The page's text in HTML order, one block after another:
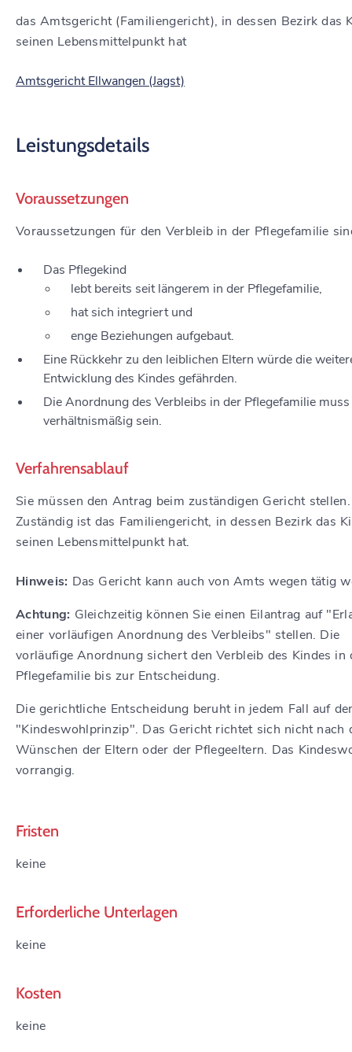
das Amtsgericht (Familiengericht), in dessen Bezirk das
seinen Lebensmittelpunkt hat
Amtsgericht Ellwangen (Jagst)
Leistungsdetails
Voraussetzungen
Voraussetzungen für den Verbleib in der Pflegefamilie
Das Pflegekind
lebt bereits seit längerem in der Pflegefamilie,
hat sich integriert und
enge Beziehungen aufgebaut.
Eine Rückkehr zu den leiblichen Eltern würde die
Entwicklung des Kindes gefährden.
Die Anordnung des Verbleibs in der Pflegefamilie muss
verhältnismäßig sein.
Verfahrensablauf
Sie müssen den Antrag beim zuständigen Gericht stellen.
Zuständig ist das Familiengericht, in dessen Bezirk das
seinen Lebensmittelpunkt hat.
Hinweis: Das Gericht kann auch von Amts wegen tätig
Achtung: Gleichzeitig können Sie einen Eilantrag auf
einer vorläufigen Anordnung des Verbleibs" stellen. Die
vorläufige Anordnung sichert den Verbleib des Kindes in
Pflegefamilie bis zur Entscheidung.
Die gerichtliche Entscheidung beruht in jedem Fall auf
"Kindeswohlprinzip". Das Gericht richtet sich nicht nach
Wünschen der Eltern oder der Pflegeeltern. Das
vorrangig.
Fristen
keine
Erforderliche Unterlagen
keine
Kosten
keine